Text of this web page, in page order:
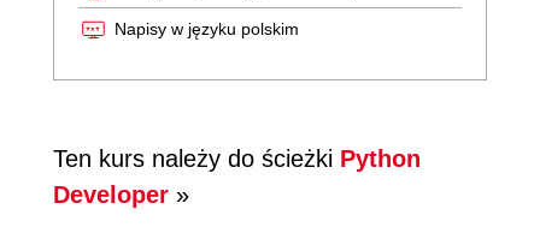
Napisy w języku polskim
Ten kurs należy do ścieżki Python
Developer »